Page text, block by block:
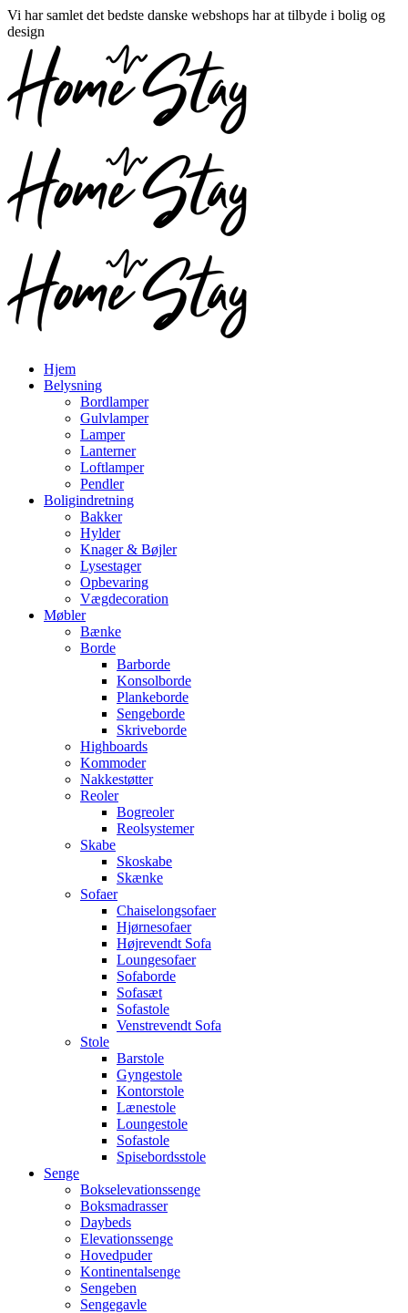
Vi har samlet det bedste danske webshops har at tilbyde i bolig og
design
Hjem
Belysning
Bordlamper
Gulvlamper
Lamper
Lanterner
Loftlamper
Pendler
Boligindretning
Bakker
Hylder
Knager & Bøjler
Lysestager
Opbevaring
Vægdecoration
Møbler
Bænke
Borde
Barborde
Konsolborde
Plankeborde
Sengeborde
Skriveborde
Highboards
Kommoder
Nakkestøtter
Reoler
Bogreoler
Reolsystemer
Skabe
Skoskabe
Skænke
Sofaer
Chaiselongsofaer
Hjørnesofaer
Højrevendt Sofa
Loungesofaer
Sofaborde
Sofasæt
Sofastole
Venstrevendt Sofa
Stole
Barstole
Gyngestole
Kontorstole
Lænestole
Loungestole
Sofastole
Spisebordsstole
Senge
Bokselevationssenge
Boksmadrasser
Daybeds
Elevationssenge
Hovedpuder
Kontinentalsenge
Sengeben
Sengegavle